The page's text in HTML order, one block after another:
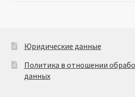
Юридические данные
Политика в отношении
данных